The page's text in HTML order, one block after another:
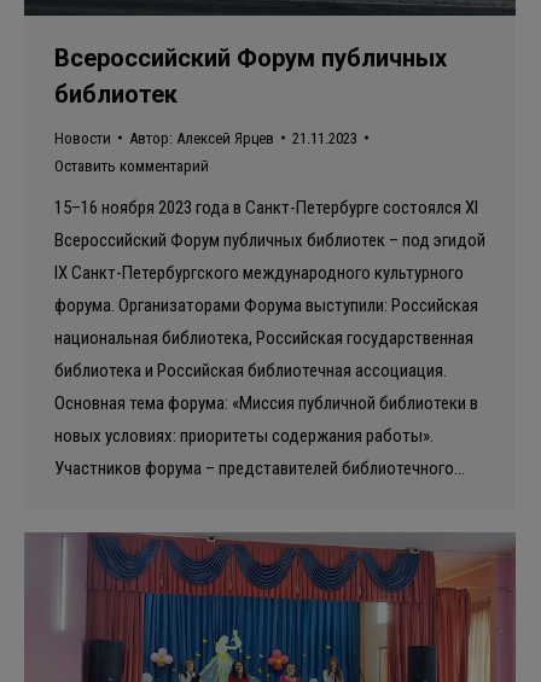
Всероссийский Форум публичных
библиотек
Новости Автор: Алексей Ярцев
21.11.2023
Оставить комментарий
15–16 ноября 2023 года в Санкт-Петербурге состоялся XI
Всероссийский Форум публичных библиотек – под эгидой
IХ Санкт-Петербургского международного культурного
форума. Организаторами Форума выступили: Российская
национальная библиотека, Российская государственная
библиотека и Российская библиотечная ассоциация.
Основная тема форума: «Миссия публичной библиотеки в
новых условиях: приоритеты содержания работы».
Участников форума – представителей библиотечного…